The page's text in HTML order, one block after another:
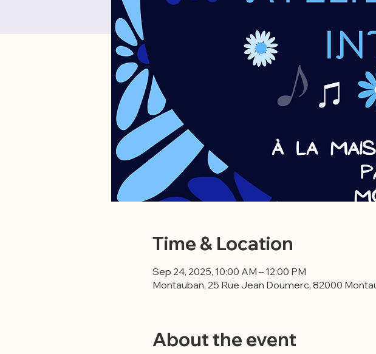
Time & Location
Sep 24, 2025, 10:00 AM – 12:00 PM
Montauban, 25 Rue Jean Doumerc, 82000
About the event